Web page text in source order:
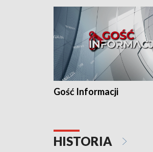
Gość Informacji
HISTORIA